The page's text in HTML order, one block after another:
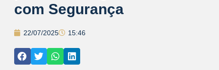
com Segurança
22/07/2025 15:46